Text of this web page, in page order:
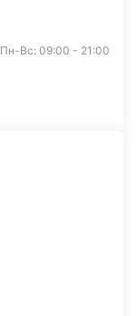
Пн-Вс: 09:00 - 21:00